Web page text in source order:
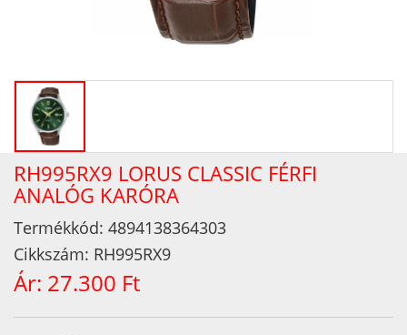
RH995RX9 LORUS CLASSIC FÉRFI
ANALÓG KARÓRA
Termékkód: 4894138364303
Cikkszám: RH995RX9
Ár: 27.300 Ft